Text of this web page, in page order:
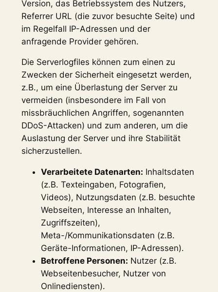
Version, das Betriebssystem des Nutzers,
Referrer URL (die zuvor besuchte Seite) und
im Regelfall IP-Adressen und der
anfragende Provider gehören.
Die Serverlogfiles können zum einen zu
Zwecken der Sicherheit eingesetzt werden,
z.B., um eine Überlastung der Server zu
vermeiden (insbesondere im Fall von
missbräuchlichen Angriffen, sogenannten
DDoS-Attacken) und zum anderen, um die
Auslastung der Server und ihre Stabilität
sicherzustellen.
Verarbeitete Datenarten: Inhaltsdaten
(z.B. Texteingaben, Fotografien,
Videos), Nutzungsdaten (z.B. besuchte
Webseiten, Interesse an Inhalten,
Zugriffszeiten),
Meta-/Kommunikationsdaten (z.B.
Geräte-Informationen, IP-Adressen).
Betroffene Personen: Nutzer (z.B.
Webseitenbesucher, Nutzer von
Onlinediensten).